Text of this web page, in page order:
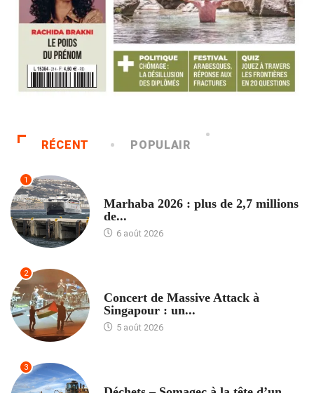
RÉCENT POPULAIR
1
Marhaba 2026 : plus de 2,7 millions
de...
6 août 2026
2
Concert de Massive Attack à
Singapour : un...
5 août 2026
3